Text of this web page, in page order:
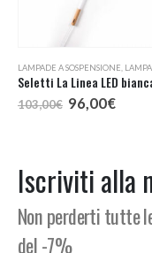
LAMPADE A SOSPENSIONE LAMPADE DA PARETE
Seletti La Linea LED
103,00€ Il
prezzo
96,00€Il
Iscriviti alla
Non perderti tutte
del -7%